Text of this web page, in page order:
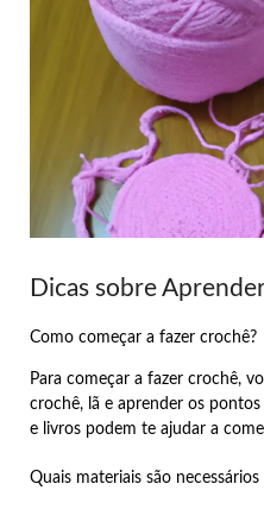
Dicas sobre
Como começar a fazer crochê?
Para começar a fazer crochê,
crochê, lã e aprender os
e livros podem te ajudar a
Quais materiais são